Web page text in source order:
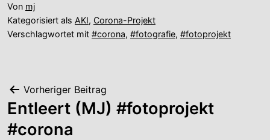
Von mj
Kategorisiert als AKI, Corona-Projekt
Verschlagwortet mit #corona, #fotografie, #fotoprojekt
Beitragsnavigation
Vorheriger Beitrag
Entleert (MJ) #fotoprojekt
#corona